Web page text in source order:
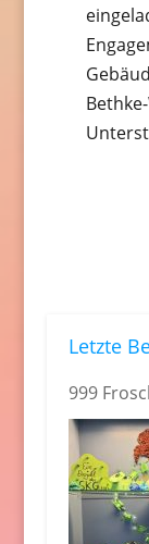
Letzte
999